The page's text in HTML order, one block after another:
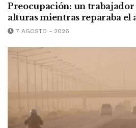
Preocupación: un trabajador
alturas mientras reparaba
7 AGOSTO - 2026